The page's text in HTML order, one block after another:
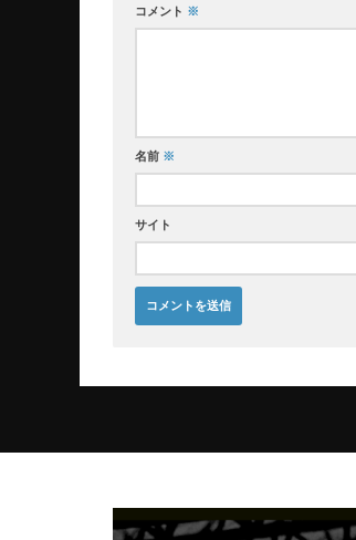
コメント ※
名前 ※
サイト